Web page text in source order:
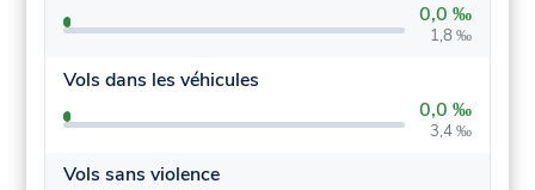
0,0 ‰
1,8 ‰
Vols dans les véhicules
0,0 ‰
3,4 ‰
Vols sans violence